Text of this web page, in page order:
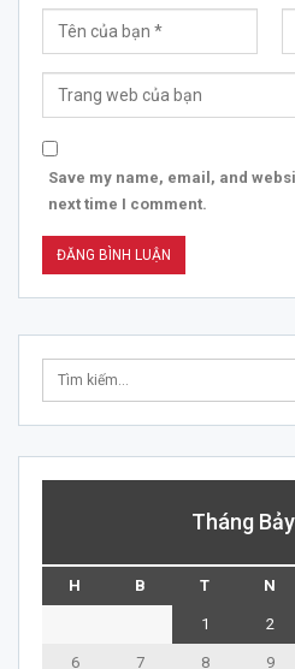
Save my name, email, and
next time I comment.
Tháng
H B T N
1 2
6 7 8 9